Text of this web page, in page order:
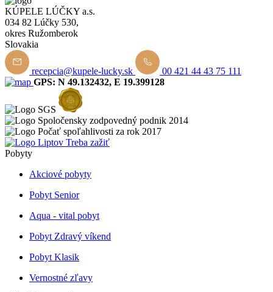
KÚPELE LÚČKY a.s.
034 82 Lúčky 530,
okres Ružomberok
Slovakia
recepcia@kupele-lucky.sk
00 421 44 43 75 111
GPS: N 49.132432, E 19.399128
Pobyty
Akciové pobyty
Pobyt Senior
Aqua - vital pobyt
Pobyt Zdravý víkend
Pobyt Klasik
Vernostné zľavy